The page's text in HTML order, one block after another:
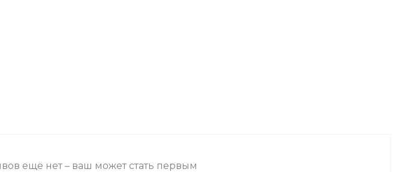
ещё нет – ваш может стать первым